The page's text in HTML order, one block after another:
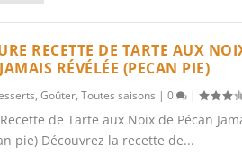
RECETTE DE TARTE AUX
RÉVÉLÉE (PECAN PIE)
, Goûter, Toutes saisons | 0 |
de Tarte aux Noix de Pécan
pie) Découvrez la recette de...